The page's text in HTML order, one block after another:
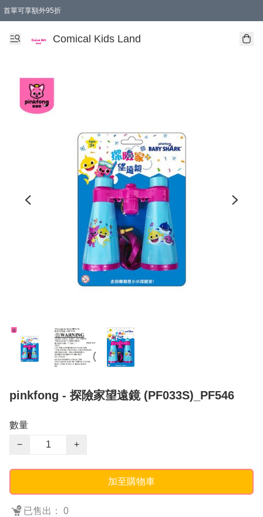
首單可享額外95折
Comical Kids Land
pinkfong - 探險家望遠鏡 (PF033S)_PF546
數量
−
+
加至購物車
已售出： 0